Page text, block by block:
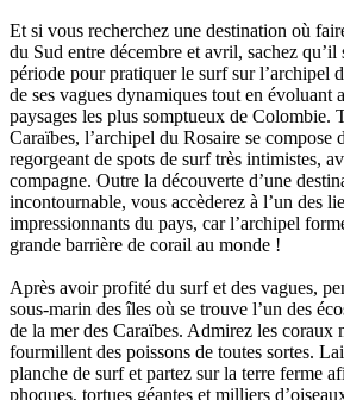
Et si vous recherchez une destination où
du Sud entre décembre et avril, sachez qu’il
période pour pratiquer le surf sur l’archipel
de ses vagues dynamiques tout en évoluant
paysages les plus somptueux de Colombie.
Caraïbes, l’archipel du Rosaire se compose
regorgeant de spots de surf très intimistes,
compagne. Outre la découverte d’une
incontournable, vous accèderez à l’un des
impressionnants du pays, car l’archipel
grande barrière de corail au monde !
Après avoir profité du surf et des vagues,
sous-marin des îles où se trouve l’un des
de la mer des Caraïbes. Admirez les coraux
fourmillent des poissons de toutes sortes.
planche de surf et partez sur la terre ferme
phoques, tortues géantes et milliers